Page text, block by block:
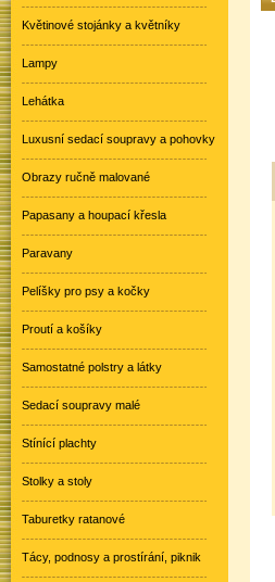
Květinové stojánky a květníky
Lampy
Lehátka
Luxusní sedací soupravy a pohovky
Obrazy ručně malované
Papasany a houpací křesla
Paravany
Pelíšky pro psy a kočky
Proutí a košíky
Samostatné polstry a látky
Sedací soupravy malé
Stínící plachty
Stolky a stoly
Taburetky ratanové
Tácy, podnosy a prostírání, piknik